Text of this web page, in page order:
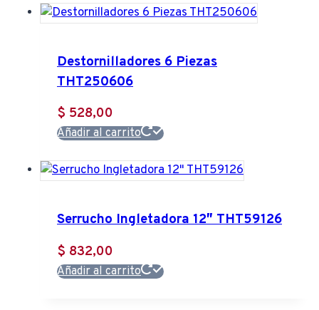
Destornilladores 6 Piezas
THT250606
$ 528,00
Añadir al carrito
Serrucho Ingletadora 12″ THT59126
$ 832,00
Añadir al carrito